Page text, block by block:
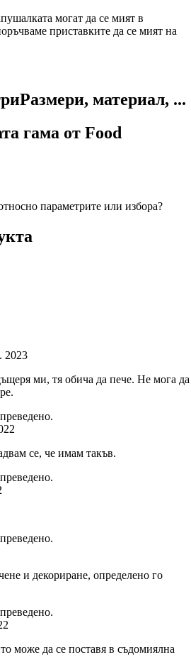
могат да се мият в
приставките да се мият на
Размери, материал, ...
гама от Food
параметрите или избора?
2023
ми, тя обича да пече. Не мога да
се, че имам такъв.
и декориране, определено го
може да се поставя в съдомиялна